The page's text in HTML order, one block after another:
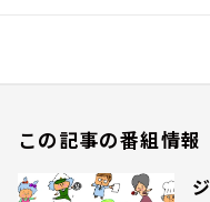
この記事の番組情報